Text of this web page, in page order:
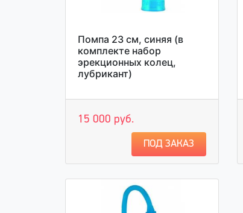
Помпа 23 см, синяя (в
комплекте набор
эрекционных колец,
лубрикант)
15 000 руб.
ПОД ЗАКАЗ